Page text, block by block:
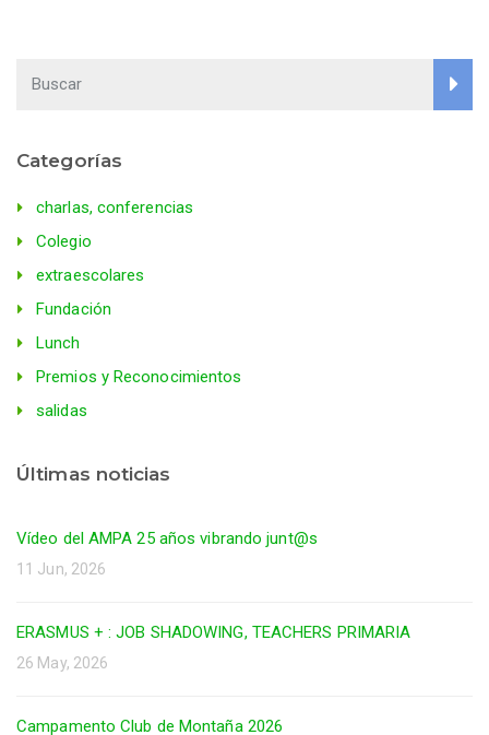
Categorías
charlas, conferencias
Colegio
extraescolares
Fundación
Lunch
Premios y Reconocimientos
salidas
Últimas noticias
Vídeo del AMPA 25 años vibrando junt@s
11 Jun, 2026
ERASMUS + : JOB SHADOWING, TEACHERS PRIMARIA
26 May, 2026
Campamento Club de Montaña 2026